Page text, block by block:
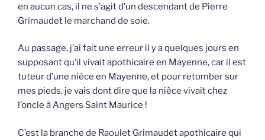
en aucun cas, il ne s’agit d’un descendant de Pierre
Grimaudet le marchand de soie.
Au passage, j’ai fait une erreur il y a quelques jours en
supposant qu’il vivait apothicaire en Mayenne, car il est
tuteur d’une nièce en Mayenne, et pour retomber sur
mes pieds, je vais dont dire que la nièce vivait chez
l’oncle à Angers Saint Maurice !
C’est la branche de Raoulet Grimaudet apothicaire qui